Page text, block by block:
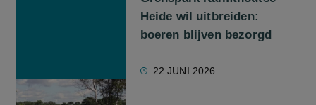
Heide wil uitbreiden:
boeren blijven bezorgd
22 JUNI 2026